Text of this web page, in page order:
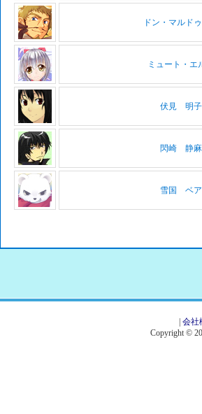
ドン・マルド
ミュート・エ
伏見 明子
閃崎 静麻
雪国 ベア
会社
Copyright ©